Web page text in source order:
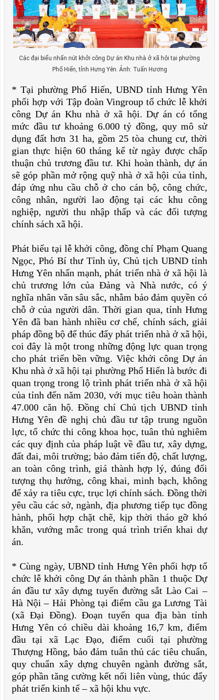
Các đại biểu nhấn nút khởi công Dự án Khu nhà ở xã hội tại phường
Phố Hiến, tỉnh Hưng Yên. Ảnh: Tuấn Hương
* Tại phường Phố Hiến, UBND tỉnh Hưng Yên
phối hợp với Tập đoàn Vingroup tổ chức lễ khởi
công Dự án Khu nhà ở xã hội. Dự án có tổng
mức đầu tư khoảng 6.000 tỷ đồng, quy mô sử
dụng đất hơn 31 ha, gồm 25 tòa chung cư, thời
gian thực hiện 60 tháng kể từ ngày được chấp
thuận chủ trương đầu tư. Khi hoàn thành, dự án
sẽ góp phần mở rộng quỹ nhà ở xã hội của tỉnh,
đáp ứng nhu cầu chỗ ở cho cán bộ, công chức,
công nhân, người lao động tại các khu công
nghiệp, người thu nhập thấp và các đối tượng
chính sách xã hội.
Phát biểu tại lễ khởi công, đồng chí Phạm Quang
Ngọc, Phó Bí thư Tỉnh ủy, Chủ tịch UBND tỉnh
Hưng Yên nhấn mạnh, phát triển nhà ở xã hội là
chủ trương lớn của Đảng và Nhà nước, có ý
nghĩa nhân văn sâu sắc, nhằm bảo đảm quyền có
chỗ ở của người dân. Thời gian qua, tỉnh Hưng
Yên đã ban hành nhiều cơ chế, chính sách, giải
pháp đồng bộ để thúc đẩy phát triển nhà ở xã hội,
coi đây là một trong những động lực quan trọng
cho phát triển bền vững. Việc khởi công Dự án
Khu nhà ở xã hội tại phường Phố Hiến là bước đi
quan trọng trong lộ trình phát triển nhà ở xã hội
của tỉnh đến năm 2030, với mục tiêu hoàn thành
47.000 căn hộ. Đồng chí Chủ tịch UBND tỉnh
Hưng Yên đề nghị chủ đầu tư tập trung nguồn
lực, tổ chức thi công khoa học, tuân thủ nghiêm
các quy định của pháp luật về đầu tư, xây dựng,
đất đai, môi trường; bảo đảm tiến độ, chất lượng,
an toàn công trình, giá thành hợp lý, đúng đối
tượng thụ hưởng, công khai, minh bạch, không
để xảy ra tiêu cực, trục lợi chính sách. Đồng thời
yêu cầu các sở, ngành, địa phương tiếp tục đồng
hành, phối hợp chặt chẽ, kịp thời tháo gỡ khó
khăn, vướng mắc trong quá trình triển khai dự
án.
* Cùng ngày, UBND tỉnh Hưng Yên phối hợp tổ
chức lễ khởi công Dự án thành phần 1 thuộc Dự
án đầu tư xây dựng tuyến đường sắt Lào Cai –
Hà Nội – Hải Phòng tại điểm cầu ga Lương Tài
(xã Đại Đồng). Đoạn tuyến qua địa bàn tỉnh
Hưng Yên có chiều dài khoảng 16,7 km, điểm
đầu tại xã Lạc Đạo, điểm cuối tại phường
Thượng Hồng, bảo đảm tuân thủ các tiêu chuẩn,
quy chuẩn xây dựng chuyên ngành đường sắt,
góp phần tăng cường kết nối liên vùng, thúc đẩy
phát triển kinh tế – xã hội khu vực.